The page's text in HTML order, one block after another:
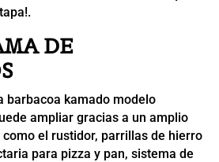
DE
barbacoa kamado modelo
ampliar gracias a un amplio
el rustidor, parrillas de hierro
para pizza y pan, sistema de